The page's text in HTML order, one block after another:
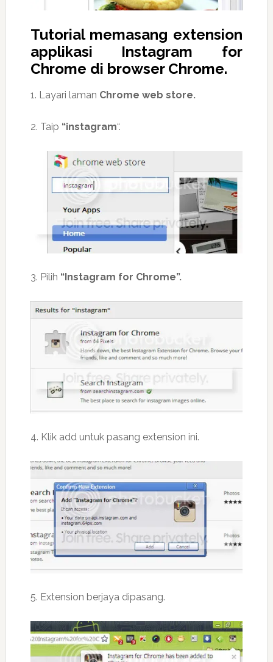
Tutorial memasang extension
applikasi Instagram for
Chrome di browser Chrome.
1. Layari laman Chrome web store.
2. Taip “instagram“.
3. Pilih “Instagram for Chrome”.
4. Klik add untuk pasang extension ini.
5. Extension berjaya dipasang.